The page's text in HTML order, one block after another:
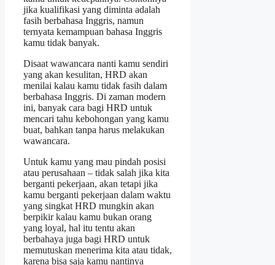
jika kualifikasi yang diminta adalah
fasih berbahasa Inggris, namun
ternyata kemampuan bahasa Inggris
kamu tidak banyak.
Disaat wawancara nanti kamu sendiri
yang akan kesulitan, HRD akan
menilai kalau kamu tidak fasih dalam
berbahasa Inggris. Di zaman modern
ini, banyak cara bagi HRD untuk
mencari tahu kebohongan yang kamu
buat, bahkan tanpa harus melakukan
wawancara.
Untuk kamu yang mau pindah posisi
atau perusahaan – tidak salah jika kita
berganti pekerjaan, akan tetapi jika
kamu berganti pekerjaan dalam waktu
yang singkat HRD mungkin akan
berpikir kalau kamu bukan orang
yang loyal, hal itu tentu akan
berbahaya juga bagi HRD untuk
memutuskan menerima kita atau tidak,
karena bisa saja kamu nantinya